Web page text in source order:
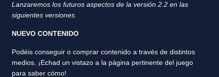
Lanzaremos los futuros aspectos de la versión 2.2 en las
siguientes versiones.
NUEVO CONTENIDO
Podéis conseguir o comprar contenido a través de distintos
medios. ¡Echad un vistazo a la página pertinente del juego
para saber cómo!